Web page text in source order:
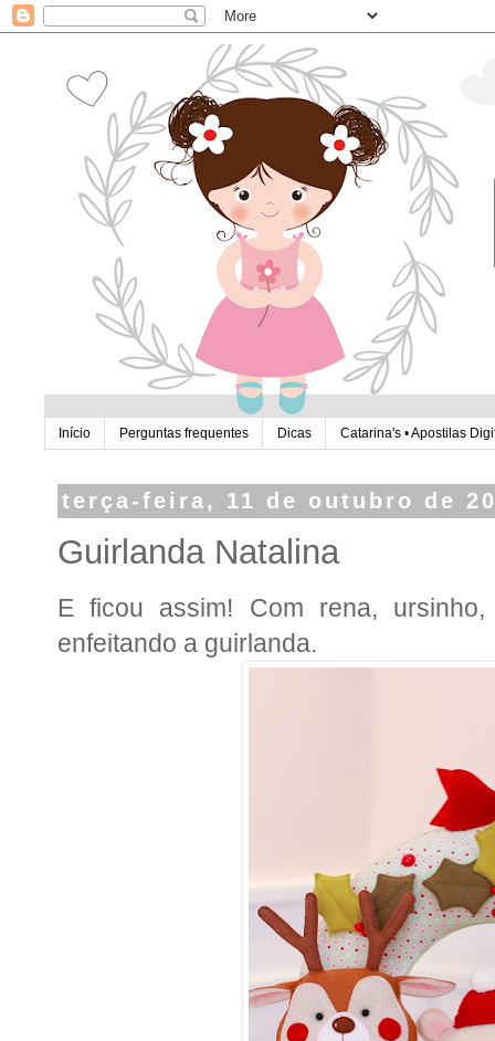
Início Perguntas frequentes Dicas Catarina's • Apostilas
terça-feira, 11 de outubro de
Guirlanda Natalina
E ficou assim! Com rena,
enfeitando a guirlanda.